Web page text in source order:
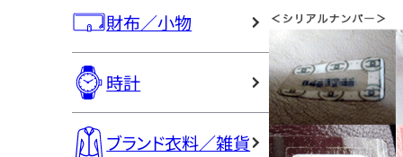
財布／小物
時計
ブランド衣料／雑貨